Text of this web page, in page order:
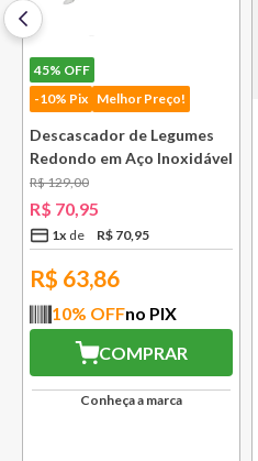
45% OFF
-10% Pix Melhor Preço!
Descascador de Legumes
Redondo em Aço Inoxidável
131 mm Bsf
R$129,00
R$ 70,95
1x R$ 70,95
R$ 63,86
10% OFFno PIX
COMPRAR
Conheça a marca